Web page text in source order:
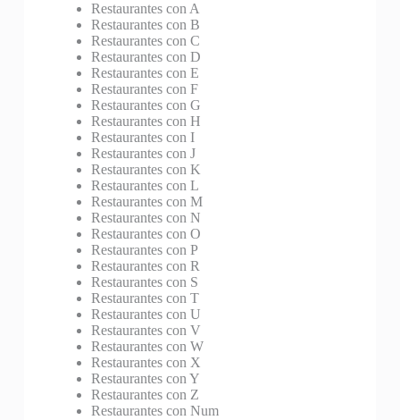
Restaurantes con A
Restaurantes con B
Restaurantes con C
Restaurantes con D
Restaurantes con E
Restaurantes con F
Restaurantes con G
Restaurantes con H
Restaurantes con I
Restaurantes con J
Restaurantes con K
Restaurantes con L
Restaurantes con M
Restaurantes con N
Restaurantes con O
Restaurantes con P
Restaurantes con R
Restaurantes con S
Restaurantes con T
Restaurantes con U
Restaurantes con V
Restaurantes con W
Restaurantes con X
Restaurantes con Y
Restaurantes con Z
Restaurantes con Num